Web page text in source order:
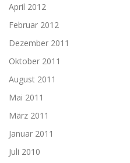
April 2012
Februar 2012
Dezember 2011
Oktober 2011
August 2011
Mai 2011
März 2011
Januar 2011
Juli 2010